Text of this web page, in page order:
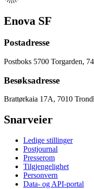
Enova SF
Postadresse
Postboks 5700 Torgarden,
Besøksadresse
Brattørkaia 17A, 7010
Snarveier
Ledige stillinger
Postjournal
Presserom
Tilgjengelighet
Personvern
Data- og API-portal